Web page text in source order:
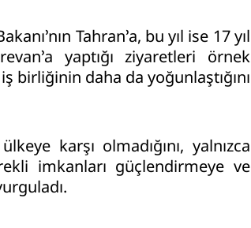
Tahran’a, bu yıl ise 17 yıl
yaptığı ziyaretleri örnek
birliğinin daha da yoğunlaştığını
karşı olmadığını, yalnızca
imkanları güçlendirmeye ve